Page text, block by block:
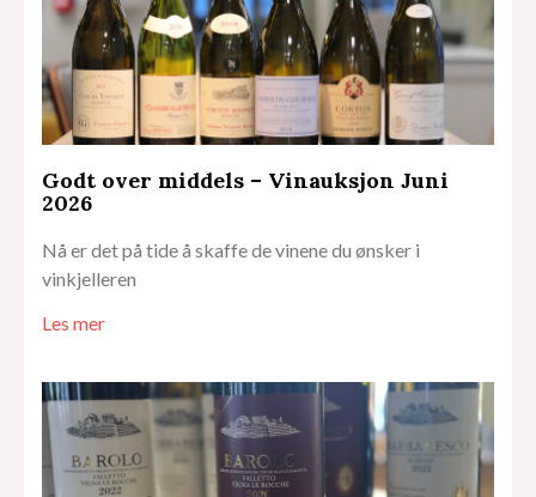
Godt over middels – Vinauksjon Juni
2026
Nå er det på tide å skaffe de vinene du ønsker i
vinkjelleren
Les mer